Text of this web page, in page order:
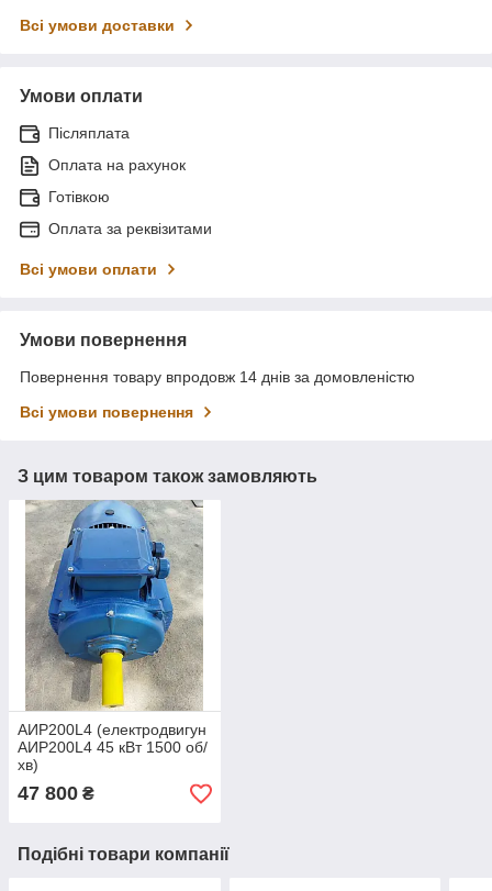
Всі умови доставки
Умови оплати
Післяплата
Оплата на рахунок
Готівкою
Оплата за реквізитами
Всі умови оплати
Умови повернення
Повернення товару впродовж 14 днів за домовленістю
Всі умови повернення
З цим товаром також замовляють
АИР200L4 (електродвигун
АИР200L4 45 кВт 1500 об/
хв)
47 800 ₴
Подібні товари компанії